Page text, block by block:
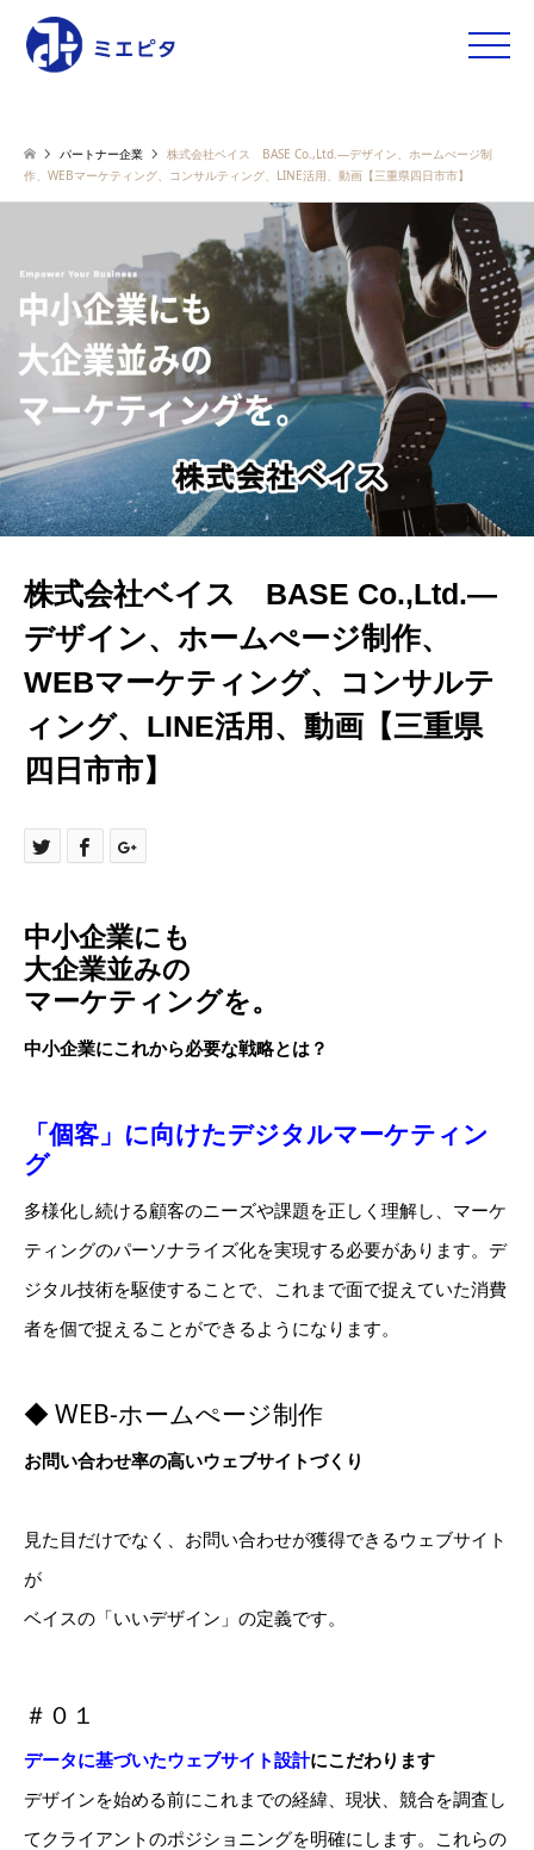
toggle
パートナー企業
株式会社ベイス BASE Co.,Ltd.—デザイン、ホームぺージ制
作、WEBマーケティング、コンサルティング、LINE活用、動画【三重県四日市市】
株式会社ベイス BASE Co.,Ltd.—
デザイン、ホームぺージ制作、
WEBマーケティング、コンサルテ
ィング、LINE活用、動画【三重県
四日市市】
中小企業にも
大企業並みの
マーケティングを。
中小企業にこれから必要な戦略とは？
「個客」に向けたデジタルマーケティン
グ
多様化し続ける顧客のニーズや課題を正しく理解し、マーケ
ティングのパーソナライズ化を実現する必要があります。デ
ジタル技術を駆使することで、これまで面で捉えていた消費
者を個で捉えることができるようになります。
◆ WEB-ホームぺージ制作
お問い合わせ率の高いウェブサイトづくり
見た目だけでなく、お問い合わせが獲得できるウェブサイト
が
ベイスの「いいデザイン」の定義です。
＃０１
データに基づいたウェブサイト設計にこだわります
デザインを始める前にこれまでの経緯、現状、競合を調査し
てクライアントのポジショニングを明確にします。これらの